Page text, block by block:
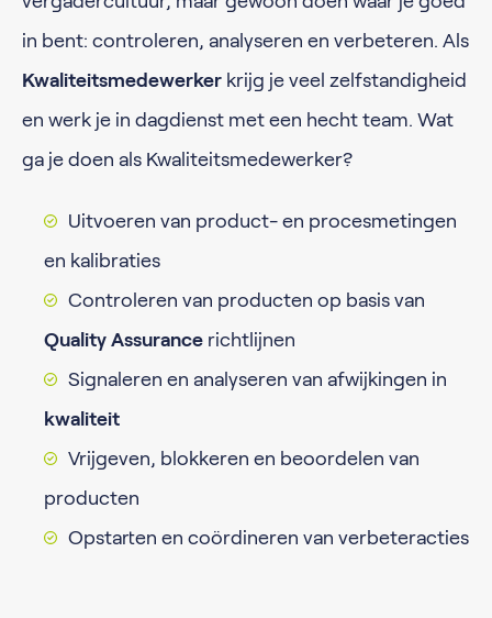
in bent: controleren, analyseren en verbeteren. Als
Kwaliteitsmedewerker krijg je veel zelfstandigheid
en werk je in dagdienst met een hecht team. Wat
ga je doen als Kwaliteitsmedewerker?
Uitvoeren van product- en procesmetingen
en kalibraties
Controleren van producten op basis van
Quality Assurance richtlijnen
Signaleren en analyseren van afwijkingen in
kwaliteit
Vrijgeven, blokkeren en beoordelen van
producten
Opstarten en coördineren van verbeteracties